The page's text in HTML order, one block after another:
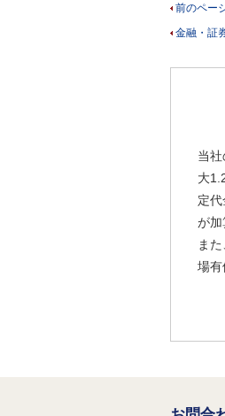
前のペー
金融・証
当
大
定
が加
ま
場有